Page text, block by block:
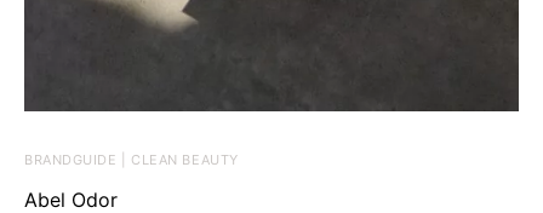
BRANDGUIDE | CLEAN BEAUTY
Abel Odor